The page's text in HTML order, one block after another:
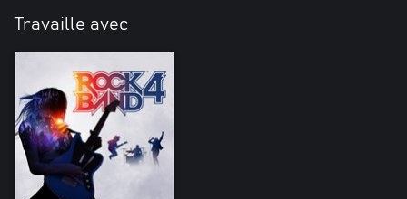
Travaille avec